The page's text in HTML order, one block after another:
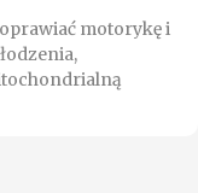
motorykę i